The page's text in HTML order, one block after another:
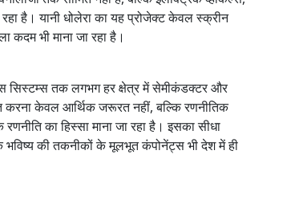
है। यानी धोलेरा का यह प्रोजेक्ट केवल स्क्रीन
कदम भी माना जा रहा है।
सिस्टम्स तक लगभग हर क्षेत्र में सेमीकंडक्टर और
करना केवल आर्थिक जरूरत नहीं, बल्कि रणनीतिक
का हिस्सा माना जा रहा है। इसका सीधा
की तकनीकों के मूलभूत कंपोनेंट्स भी देश में ही